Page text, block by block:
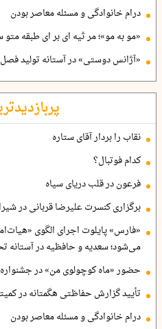
درام خانوادگی و مسئله معاصر بودن
«مو به مو»؛ مر ثیه ای بر ای طبقه
«آژانس دوستی» در آستانه تولید
نقاب را بردار آقای ستاره
کدام فوتبال؟
فرعون در قلب دریای سیاه
برگزاری کنسرت علیرضا قربانی در
«فارس» پایلوت اجرای الگوی
می‌شود؛ سعدیه و حافظیه در آستانه
حضور «ماه کوچولوی من» در جشنواره
تأیید گزارش حفاظتی هگمتانه در
درام خانوادگی و مسئله معاصر بودن